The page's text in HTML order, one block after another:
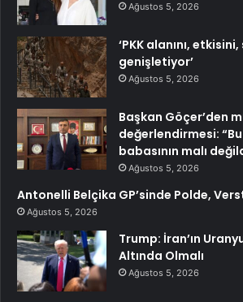
Ağustos 5, 2026
‘PKK alanını, etkisini,
genişletiyor’
Ağustos 5, 2026
Başkan Göçer’den
değerlendirmesi:
babasının malı
Ağustos 5, 2026
Antonelli Belçika GP’sinde Polde,
Ağustos 5, 2026
Trump: İran’ın
Altında Olmalı
Ağustos 5, 2026